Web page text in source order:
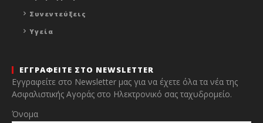
Συνεντεύξεις
Υγεία
ΕΓΓΡΑΦΕΙΤΕ ΣΤΟ NEWSLETTER
Εγγραφείτε στο Newsletter μας για να έχετε όλα τα νέα της
Ασφαλιστικής Αγοράς στο Ηλεκτρονικό σας ταχυδρομείο.
Όνομα